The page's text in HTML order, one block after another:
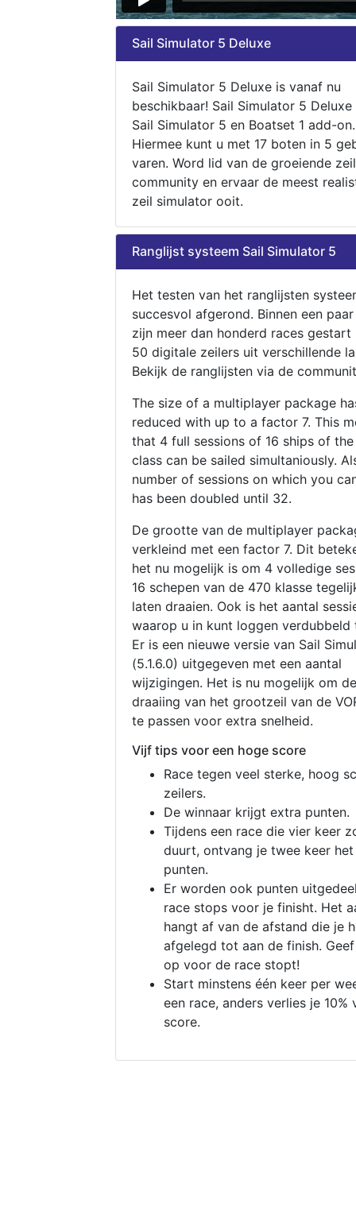
Sail Simulator 5 Deluxe
Sail Simulator 5 Deluxe is vanaf nu
beschikbaar! Sail Simulator 5
Sail Simulator 5 en Boatset 1 add-on.
Hiermee kunt u met 17 boten in 5
varen. Word lid van de groeiende zeil
community en ervaar de meest
zeil simulator ooit.
Ranglijst systeem Sail Simulator 5
Het testen van het ranglijsten
succesvol afgerond. Binnen een
zijn meer dan honderd races gestart
50 digitale zeilers uit verschillende
Bekijk de ranglijsten via de
The size of a multiplayer package
reduced with up to a factor 7. This
that 4 full sessions of 16 ships of
class can be sailed simultaniously.
number of sessions on which you
has been doubled until 32.
De grootte van de multiplayer
verkleind met een factor 7. Dit
het nu mogelijk is om 4 volledige
16 schepen van de 470 klasse
laten draaien. Ook is het aantal
waarop u in kunt loggen verdubbeld
Er is een nieuwe versie van Sail
(5.1.6.0) uitgegeven met een aantal
wijzigingen. Het is nu mogelijk om de
draaiing van het grootzeil van de
te passen voor extra snelheid.
Vijf tips voor een hoge score
Race tegen veel sterke, hoog
zeilers.
De winnaar krijgt extra punten.
Tijdens een race die vier keer
duurt, ontvang je twee keer
punten.
Er worden ook punten
race stops voor je finisht. Het
hangt af van de afstand die je
afgelegd tot aan de finish.
op voor de race stopt!
Start minstens één keer per
een race, anders verlies je 10%
score.